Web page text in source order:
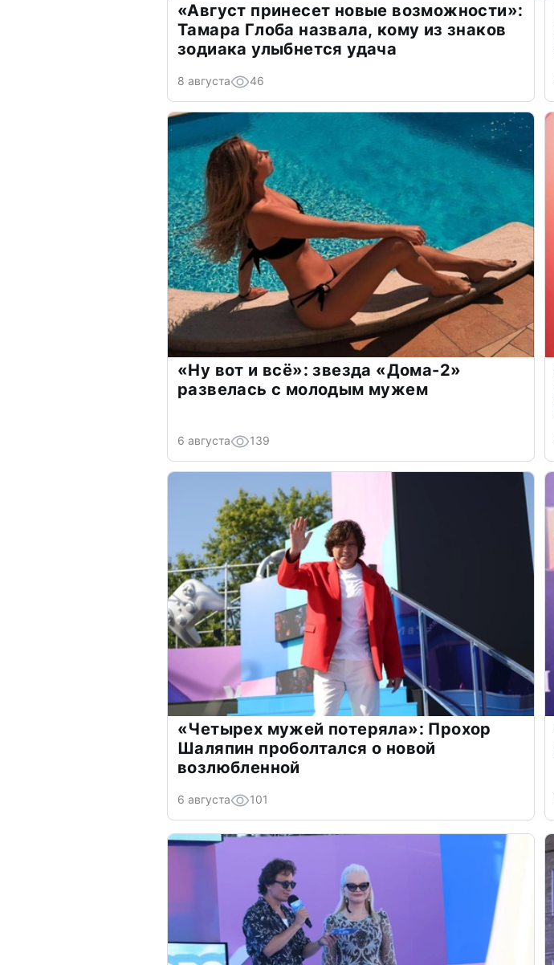
«Август принесет новые возможности»:
Тамара Глоба назвала, кому из знаков
зодиака улыбнется удача
8 августа 46
«Ну вот и всё»: звезда «Дома-2»
развелась с молодым мужем
6 августа 139
«Четырех мужей потеряла»: Прохор
Шаляпин проболтался о новой
возлюбленной
6 августа 101